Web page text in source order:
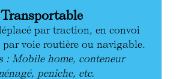
Transportable
par traction, en convoi
voie routière ou navigable.
: Mobile home, conteneur
peniche, etc.